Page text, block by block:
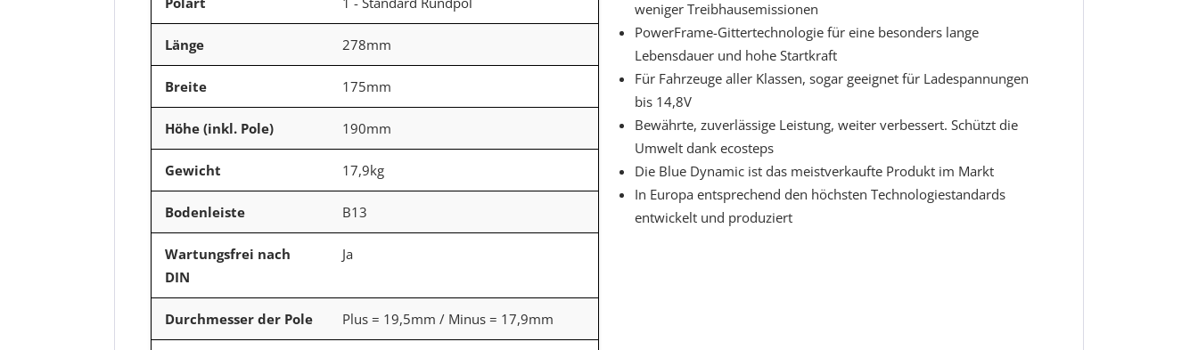
Länge 278mm
Breite 175mm
Höhe (inkl. Pole) 190mm
Gewicht 17,9kg
Bodenleiste B13
Wartungsfrei nach
DIN
Ja
Durchmesser der Pole Plus = 19,5mm / Minus = 17,9mm
weniger Treibhausemissionen
PowerFrame-Gittertechnologie für eine besonders lange
Lebensdauer und hohe Startkraft
Für Fahrzeuge aller Klassen, sogar geeignet für Ladespannungen
bis 14,8V
Bewährte, zuverlässige Leistung, weiter verbessert. Schützt die
Umwelt dank ecosteps
Die Blue Dynamic ist das meistverkaufte Produkt im Markt
In Europa entsprechend den höchsten Technologiestandards
entwickelt und produziert